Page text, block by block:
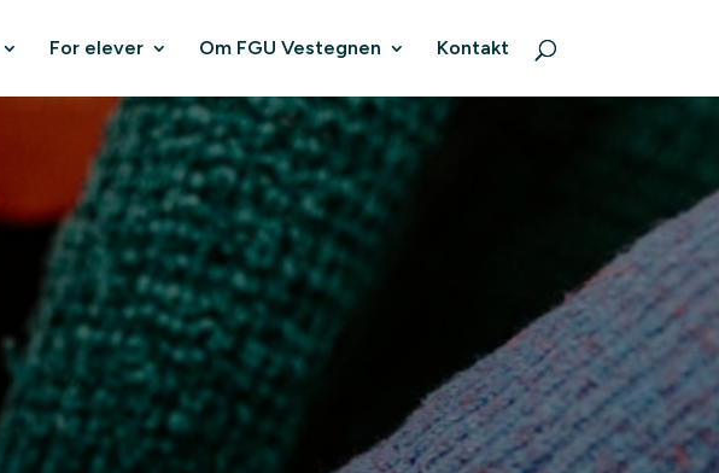
For elever Om FGU Vestegnen Kontakt